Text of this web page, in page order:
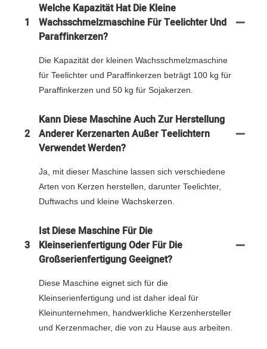
1
Welche Kapazität Hat Die Kleine
Wachsschmelzmaschine Für Teelichter Und
Paraffinkerzen?
Die Kapazität der kleinen Wachsschmelzmaschine
für Teelichter und Paraffinkerzen beträgt 100 kg für
Paraffinkerzen und 50 kg für Sojakerzen.
2
Kann Diese Maschine Auch Zur Herstellung
Anderer Kerzenarten Außer Teelichtern
Verwendet Werden?
Ja, mit dieser Maschine lassen sich verschiedene
Arten von Kerzen herstellen, darunter Teelichter,
Duftwachs und kleine Wachskerzen.
3
Ist Diese Maschine Für Die
Kleinserienfertigung Oder Für Die
Großserienfertigung Geeignet?
Diese Maschine eignet sich für die
Kleinserienfertigung und ist daher ideal für
Kleinunternehmen, handwerkliche Kerzenhersteller
und Kerzenmacher, die von zu Hause aus arbeiten.